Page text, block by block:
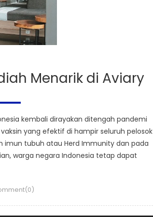
Menarik di Aviary
kembali dirayakan ditengah pandemi
yang efektif di hampir seluruh pelosok
imun tubuh atau Herd Immunity dan pada
warga negara Indonesia tetap dapat